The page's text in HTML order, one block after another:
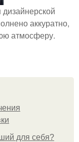
аккуратно,
атмосферу.
для себя?